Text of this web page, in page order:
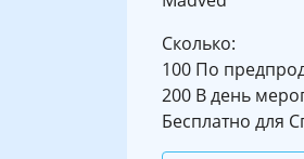
Сколько:
100 По
200 В день
Бесплатно для